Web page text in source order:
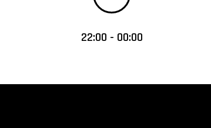
22:00 - 00:00